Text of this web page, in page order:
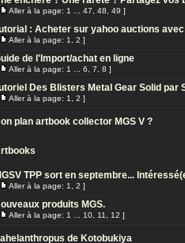
Aller à la page: 1 47 48 49 ]
: Acheter sur yahoo auctions
Aller à la page: 1 2 ]
de l'Import/achat en ligne
Aller à la page: 1 6 7 8 ]
Des Blisters Metal Gear Solid par
Aller à la page: 1 2 ]
plan artbook collector MGS V ?
TPP sort en septembre...
Aller à la page: 1 2 ]
produits MGS.
Aller à la page: 1 10 11 12 ]
de Kotobukiya